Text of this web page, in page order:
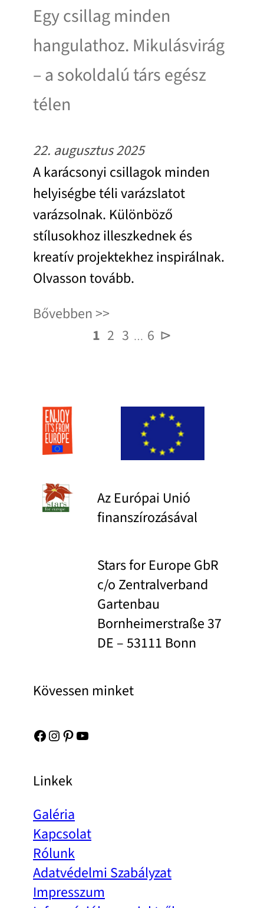
Egy csillag minden
hangulathoz. Mikulásvirág
– a sokoldalú társ egész
télen
22. augusztus 2025
A karácsonyi csillagok minden
helyiségbe téli varázslatot
varázsolnak. Különböző
stílusokhoz illeszkednek és
kreatív projektekhez inspirálnak.
Olvasson tovább.
Bővebben
1 2 3 … 6 ⊳
Az Európai Unió
finanszírozásával
Stars for Europe GbR
c/o Zentralverband
Gartenbau
Bornheimerstraße 37
DE – 53111 Bonn
Kövessen minket
Facebook Instagram Pinterest YouTube
Linkek
Galéria
Kapcsolat
Rólunk
Adatvédelmi Szabályzat
Impresszum